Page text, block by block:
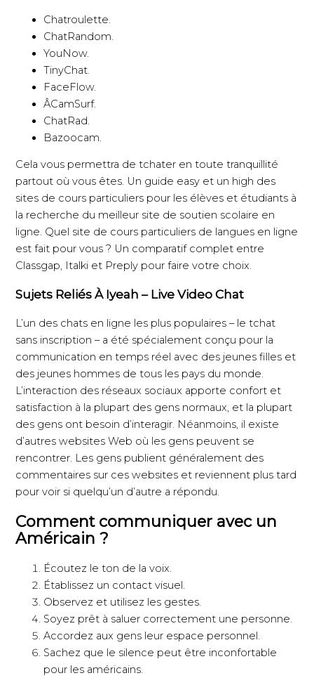
Chatroulette.
ChatRandom.
YouNow.
TinyChat.
FaceFlow.
ÂCamSurf.
ChatRad.
Bazoocam.
Cela vous permettra de tchater en toute tranquillité
partout où vous êtes. Un guide easy et un high des
sites de cours particuliers pour les élèves et étudiants à
la recherche du meilleur site de soutien scolaire en
ligne. Quel site de cours particuliers de langues en ligne
est fait pour vous ? Un comparatif complet entre
Classgap, Italki et Preply pour faire votre choix.
Sujets Reliés À Iyeah – Live Video Chat
L’un des chats en ligne les plus populaires – le tchat
sans inscription – a été spécialement conçu pour la
communication en temps réel avec des jeunes filles et
des jeunes hommes de tous les pays du monde.
L’interaction des réseaux sociaux apporte confort et
satisfaction à la plupart des gens normaux, et la plupart
des gens ont besoin d’interagir. Néanmoins, il existe
d’autres websites Web où les gens peuvent se
rencontrer. Les gens publient généralement des
commentaires sur ces websites et reviennent plus tard
pour voir si quelqu’un d’autre a répondu.
Comment communiquer avec un
Américain ?
Écoutez le ton de la voix.
Établissez un contact visuel.
Observez et utilisez les gestes.
Soyez prêt à saluer correctement une personne.
Accordez aux gens leur espace personnel.
Sachez que le silence peut être inconfortable
pour les américains.